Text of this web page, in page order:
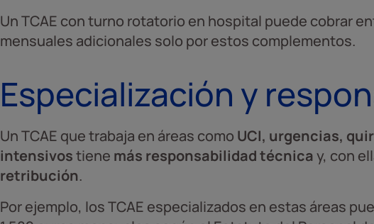
Un TCAE con turno rotatorio en hospital puede cobrar
mensuales adicionales solo por estos complementos.
Especialización y
Un TCAE que trabaja en áreas como UCI, urgencias,
intensivostiene más responsabilidad técnicay, con
retribución.
Por ejemplo, los TCAE especializados en estas áreas